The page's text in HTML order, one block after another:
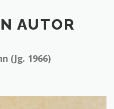
AUTOR
(Jg. 1966)